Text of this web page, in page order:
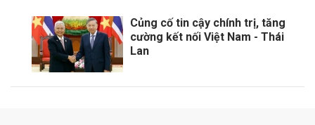
Củng cố tin cậy chính trị, tăng
cường kết nối Việt Nam - Thái
Lan